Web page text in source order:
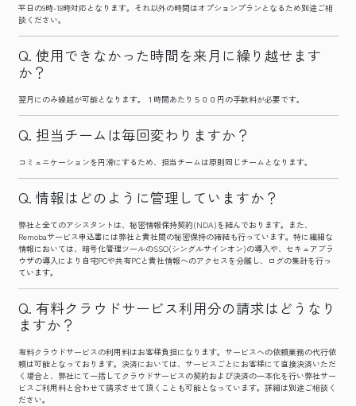
平日の9時-18時対応となります。それ以外の時間はオプションプランとなるため別途ご相
談ください。
使用できなかった時間を来月に繰り越せます
か？
翌月にのみ繰越が可能となります。１時間あたり５００円の手数料が必要です。
担当チームは毎回変わりますか？
コミュニケーションを円滑にするため、担当チームは原則同じチームとなります。
情報はどのように管理していますか？
弊社と全てのアシスタントは、秘密情報保持契約(NDA)を結んでおります。また、
Remobaサービス申込書には弊社と貴社間の秘密保持の締結も行っています。特に繊細な
情報においては、暗号化管理ツールのSSO(シングルサインオン)の導入や、セキュアブラ
ウザの導入により自宅PCや共有PCと貴社情報へのアクセスを分離し、ログの集計を行っ
ています。
有料クラウドサービス利用分の請求はどうなり
ますか？
有料クラウドサービスの利用料はお客様負担になります。サービスへの依頼業務の代行依
頼は可能となっております。決済においては、サービスごとにお客様にて直接決済いただ
く場合と、弊社にて一括してクラウドサービスの契約および決済の一本化を行い弊社サー
ビスご利用料と合わせて請求させて頂くことも可能となっています。詳細は別途ご相談く
ださい。